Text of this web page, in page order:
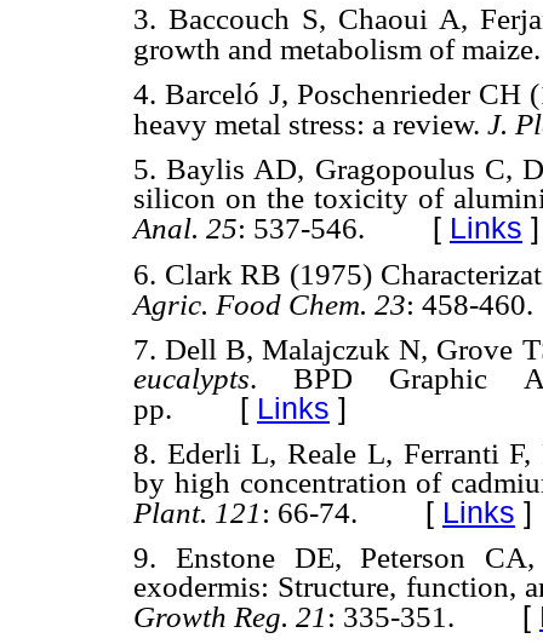
3. Baccouch S, Chaoui A,
growth and metabolism of
4. Barceló J, Poschenrieder CH
heavy metal stress: a review. J.
5. Baylis AD, Gragopoulus C,
silicon on the toxicity of
Anal. 25: 537-546. [ Links ]
6. Clark RB (1975)
Agric. Food Chem. 23: 458-460.
7. Dell B, Malajczuk N, Grove
eucalypts. BPD Graphic
pp. [ Links ]
8. Ederli L, Reale L, Ferranti F,
by high concentration of
Plant. 121: 66-74. [ Links ]
9. Enstone DE, Peterson
exodermis: Structure, function,
Growth Reg. 21: 335-351. [